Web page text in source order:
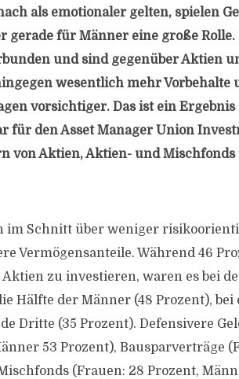
als emotionaler gelten, spielen
gerade für Männer eine große Rolle.
und sind gegenüber Aktien
wesentlich mehr Vorbehalte
vorsichtiger. Das ist ein Ergebnis
für den Asset Manager Union
von Aktien, Aktien- und
Schnitt über weniger
Vermögensanteile. Während 46
zu investieren, waren es bei
Hälfte der Männer (48 Prozent),
Dritte (35 Prozent). Defensivere
53 Prozent), Bausparverträge
(Frauen: 28 Prozent,